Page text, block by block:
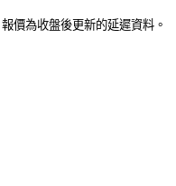
價為收盤後更新的延遲資料。